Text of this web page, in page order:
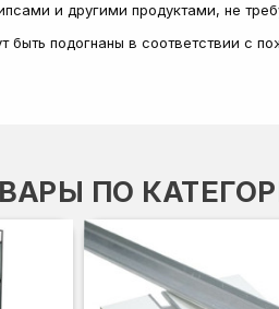
и другими продуктами, не
быть подогнаны в соответствии с
ПО